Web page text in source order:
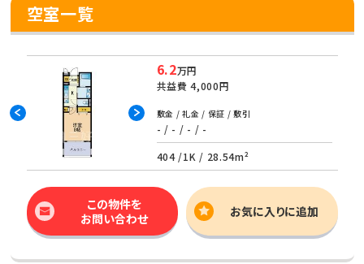
空室一覧
6.2万円
共益費4,000円
敷金 / 礼金 / 保証 / 敷引
- / - / - / -
404 /1K / 28.54m²
この物件を
お問い合わせ
お気に入りに追加